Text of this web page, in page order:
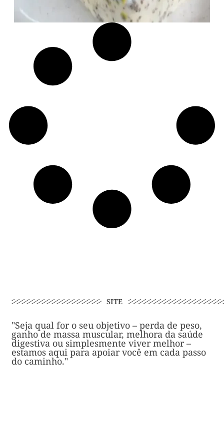
SITE
"Seja qual for o seu objetivo – perda de peso,
ganho de massa muscular, melhora da saúde
digestiva ou simplesmente viver melhor –
estamos aqui para apoiar você em cada passo
do caminho."